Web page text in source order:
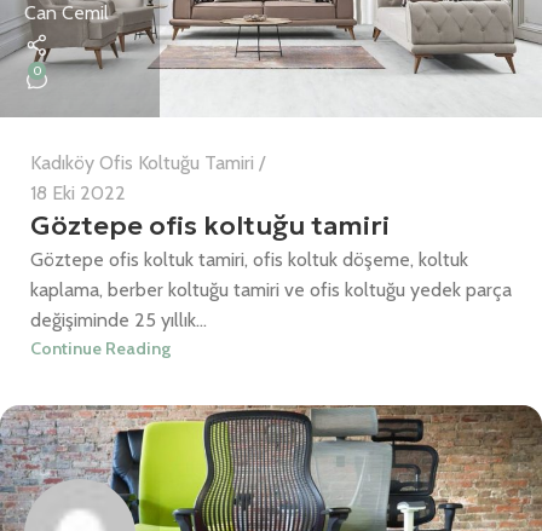
Can Cemil
0
Kadıköy Ofis Koltuğu Tamiri
18 Eki 2022
Göztepe ofis koltuğu tamiri
Göztepe ofis koltuk tamiri, ofis koltuk döşeme, koltuk
kaplama, berber koltuğu tamiri ve ofis koltuğu yedek parça
değişiminde 25 yıllık...
Continue Reading